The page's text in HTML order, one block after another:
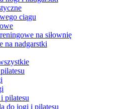
ciągu
na siłownię
na nadgarstki
pilatesu
do jogi i pilatesu